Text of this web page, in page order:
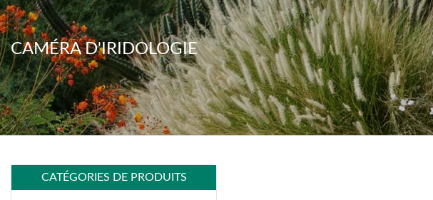
CAMÉRA D'IRIDOLOGIE
CATÉGORIES DE PRODUITS